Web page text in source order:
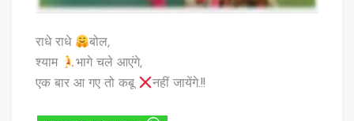
राधे राधे
बोल,
श्याम
भागे चले आएंगे,
एक बार आ गए तो कबू
नहीं जायेंगे.!!